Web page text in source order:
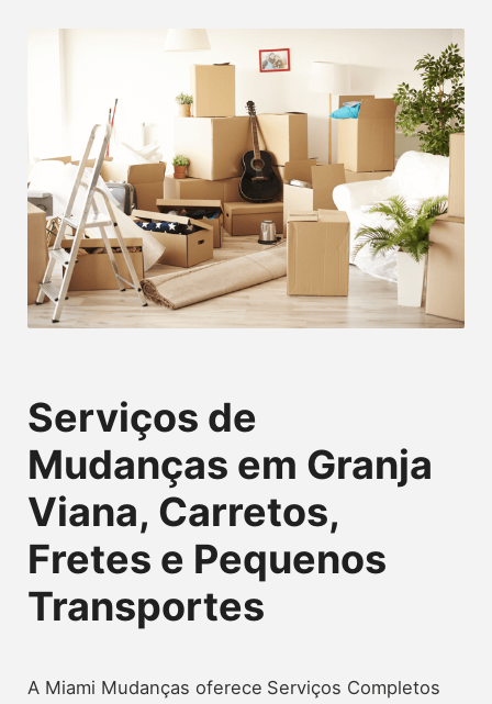
Serviços de
Mudanças em Granja
Viana, Carretos,
Fretes e Pequenos
Transportes
A Miami Mudanças oferece Serviços Completos